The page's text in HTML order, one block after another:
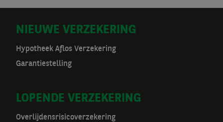
D
o
r
m
NIEUWE VERZEKERING
Hypotheek Aflos Verzekering
Garantiestelling
LOPENDE VERZEKERING
Overlijdensrisicoverzekering